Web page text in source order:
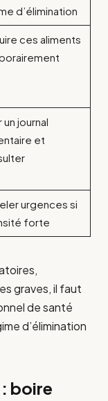
d’élimination
ces aliments
un journal
et
urgences si
forte
graves, il faut
de santé
d’élimination
boire